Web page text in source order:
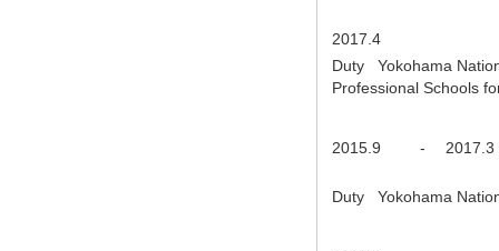
2017.4
Duty Yokohama
Professional Schools
2015.9 - 2017.3
Duty Yokohama